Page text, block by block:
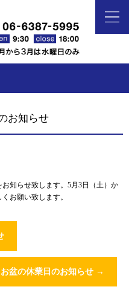
お知らせ
知らせ致します。5月3日（土）か
お願い致します。
お盆の休業日のお知らせ →